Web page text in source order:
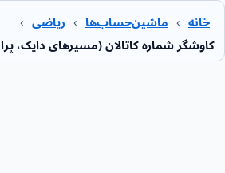
خانه › ماشین‌حساب‌ها › ریاضی ›
کاوشگر شماره کاتالان (مسیرهای دایک،